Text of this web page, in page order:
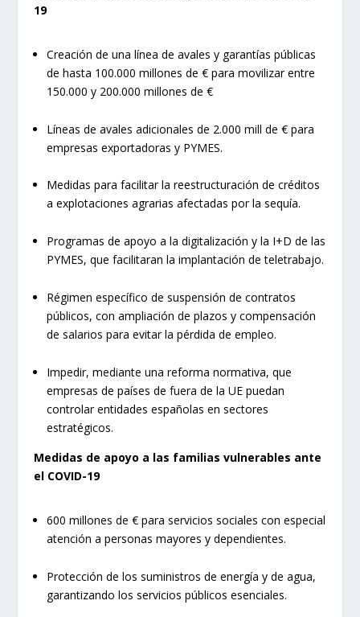
19
Creación de una línea de avales y garantías públicas
de hasta 100.000 millones de € para movilizar entre
150.000 y 200.000 millones de €
Líneas de avales adicionales de 2.000 mill de € para
empresas exportadoras y PYMES.
Medidas para facilitar la reestructuración de créditos
a explotaciones agrarias afectadas por la sequía.
Programas de apoyo a la digitalización y la I+D de las
PYMES, que facilitaran la implantación de teletrabajo.
Régimen específico de suspensión de contratos
públicos, con ampliación de plazos y compensación
de salarios para evitar la pérdida de empleo.
Impedir, mediante una reforma normativa, que
empresas de países de fuera de la UE puedan
controlar entidades españolas en sectores
estratégicos.
Medidas de apoyo a las familias vulnerables ante
el COVID-19
600 millones de € para servicios sociales con especial
atención a personas mayores y dependientes.
Protección de los suministros de energía y de agua,
garantizando los servicios públicos esenciales.